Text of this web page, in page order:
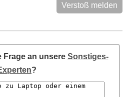
Verstoß melden
Frage an unsere Sonstiges-
?